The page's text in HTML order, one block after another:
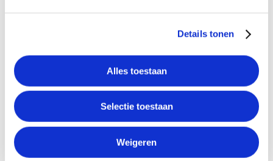
Details tonen
Alles toestaan
Selectie toestaan
Weigeren